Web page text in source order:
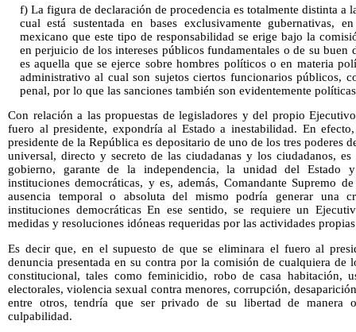
f) La figura de declaración de procedencia es totalmente distinta
cual está sustentada en bases exclusivamente gubernativas,
mexicano que este tipo de responsabilidad se erige bajo la
en perjuicio de los intereses públicos fundamentales o de su buen
es aquella que se ejerce sobre hombres políticos o en materia
administrativo al cual son sujetos ciertos funcionarios públicos,
penal, por lo que las sanciones también son evidentemente
Con relación a las propuestas de legisladores y del propio
fuero al presidente, expondría al Estado a inestabilidad. En
presidente de la República es depositario de uno de los tres poderes
universal, directo y secreto de las ciudadanas y los ciudadanos,
gobierno, garante de la independencia, la unidad del Estado
instituciones democráticas, y es, además, Comandante Supremo
ausencia temporal o absoluta del mismo podría generar una
instituciones democráticas En ese sentido, se requiere un
medidas y resoluciones idóneas requeridas por las actividades
Es decir que, en el supuesto de que se eliminara el fuero al
denuncia presentada en su contra por la comisión de cualquiera de
constitucional, tales como feminicidio, robo de casa habitación,
electorales, violencia sexual contra menores, corrupción,
entre otros, tendría que ser privado de su libertad de manera
culpabilidad.